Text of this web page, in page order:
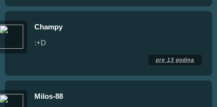
Champy
:+D
pre 13 godina
Milos-88